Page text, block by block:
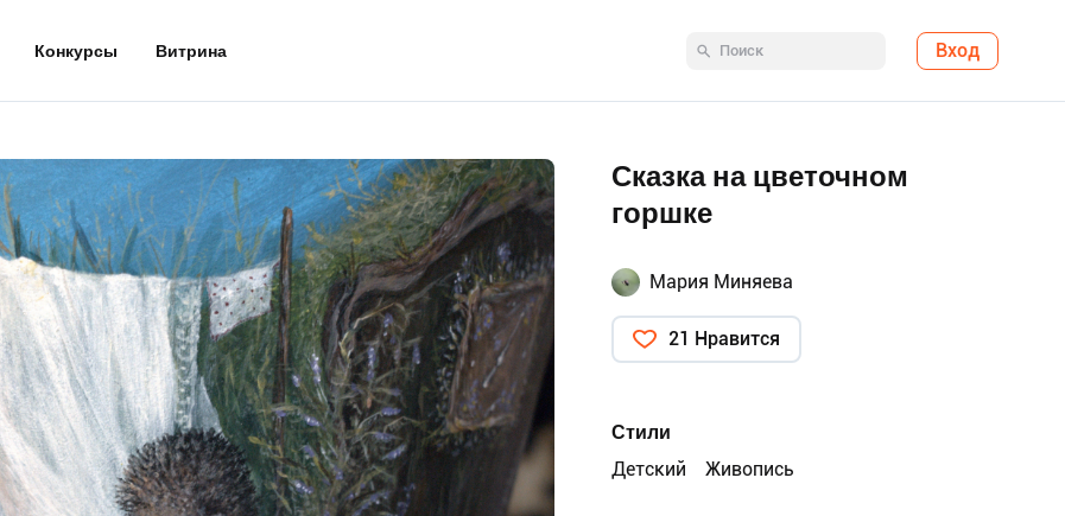
Конкурсы Витрина Вход
Сказка на цветочном
горшке
Мария Миняева
21 Нравится
Стили
Детский
Живопись